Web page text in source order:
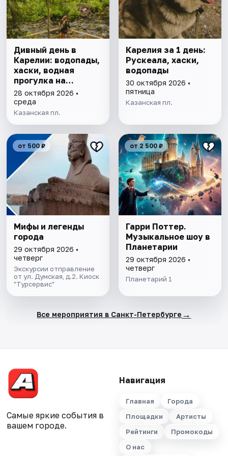
Дивный день в
Карелии: водопады,
хаски, водная
прогулка на
драккаре к
форелевой ферме
28 октября 2026 •
среда
Казанская пл.
Карелия за 1 день:
Рускеала, хаски,
водопады
30 октября 2026 •
пятница
Казанская пл.
от 500 ₽
Мифы и легенды
города
29 октября 2026 •
четверг
Экскурсии отправление
от ул. Думская, д.2. Киоск
"Турсервис"
от 2 500 ₽
Гарри Поттер.
Музыкальное шоу в
Планетарии
29 октября 2026 •
четверг
Планетарий 1
Все мероприятия в Санкт-Петербурге →
Самые яркие события в
вашем городе.
Навигация
Главная
Города
Площадки
Артисты
Рейтинги
Промокоды
О нас